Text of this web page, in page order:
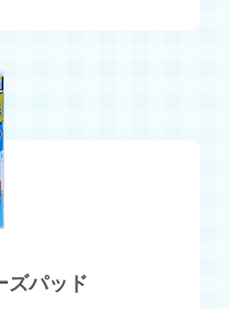
ズパッド